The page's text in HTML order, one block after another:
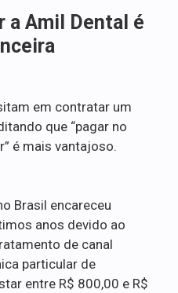
a Amil Dental é
em contratar um
que “pagar no
é mais vantajoso.
Brasil encareceu
anos devido ao
de canal
particular de
entre R$ 800,00 e R$